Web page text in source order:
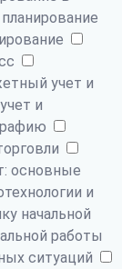
учет и
и
основные
и
начальной
работы
ситуаций